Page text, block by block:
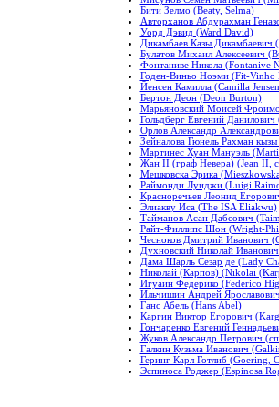
Бити Зелмо (Beaty, Selma)
Авторханов Абдурахман
Уорд Дэвид (Ward David)
Дикамбаев Казы
Булатов Михаил Алексеевич
Фонтаниве Никола (Fontanive
Годен-Виньо Ноэми (Fit-Vinho
Йенсен Камилла (Camilla
Бертон Деон (Deon Burton)
Марьяновский Моисей
Гольдберг Евгений
Орлов Александр
Зейналова Гюнель Рахман
Мартинес Хуан Мануэль
Жан II (граф Невера) (Jean II,
Мешковска Эрика
Раймонди Луиджи (Luigi
Красноречьев Леонид
Элиакву Иса (The ISA Eliakwu)
Тайманов Асан Дабсович
Райт-Филлипс Шон (Wright-
Чесноков Дмитрий Иванович
Духновский Николай
Дама Шарль Сезар де (Lady
Николай (Карпов) (Nikolai
Игуаин Федерико (Federico
Ильчишин Андрей
Ганс Абель (Hans Abel)
Каргин Виктор Егорович
Гончаренко Евгений
Жуков Александр Петрович
Галкин Кузьма Иванович
Геринг Карл Готлиб (Goering,
Эспиноса Роджер (Espinosa